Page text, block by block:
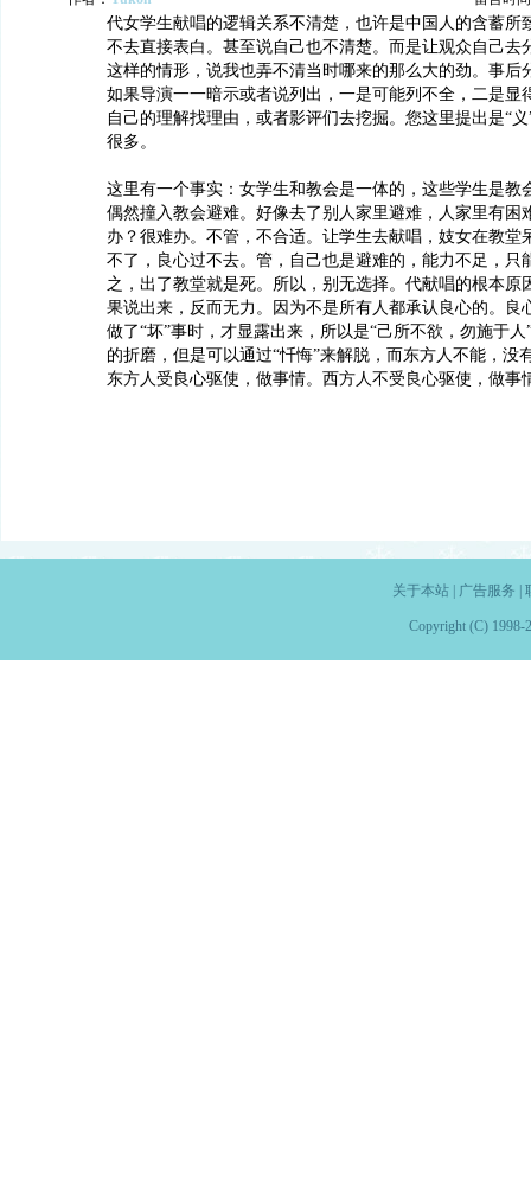
代女学生献唱的逻辑关系不清楚，也许是中国人的含蓄所
不去直接表白。甚至说自己也不清楚。而是让观众自己去
这样的情形，说我也弄不清当时哪来的那么大的劲。事后
如果导演一一暗示或者说列出，一是可能列不全，二是显
自己的理解找理由，或者影评们去挖掘。您这里提出是“
很多。
这里有一个事实：女学生和教会是一体的，这些学生是教
偶然撞入教会避难。好像去了别人家里避难，人家里有困
办？很难办。不管，不合适。让学生去献唱，妓女在教堂
不了，良心过不去。管，自己也是避难的，能力不足，只
之，出了教堂就是死。所以，别无选择。代献唱的根本原
果说出来，反而无力。因为不是所有人都承认良心的。良
做了“坏”事时，才显露出来，所以是“己所不欲，勿施于
的折磨，但是可以通过“忏悔”来解脱，而东方人不能，没
东方人受良心驱使，做事情。西方人不受良心驱使，做事
关于本站| 广告服务
Copyright (C) 1998-